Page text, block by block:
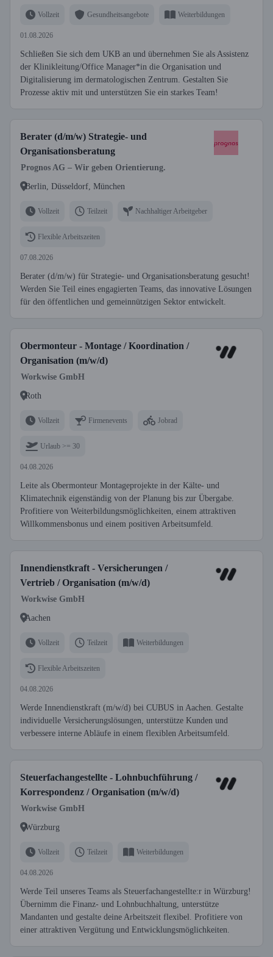
Vollzeit Gesundheitsangebote Weiterbildungen
01.08.2026
Schließen Sie sich dem UKB an und übernehmen Sie als Assistenz
der Klinikleitung/Office Manager*in die Organisation und
Digitalisierung im dermatologischen Zentrum. Gestalten Sie
Prozesse aktiv mit und unterstützen Sie ein starkes Team!
Berater (d/m/w) Strategie- und
Organisationsberatung
Prognos AG – Wir geben Orientierung.
Berlin, Düsseldorf, München
Vollzeit Teilzeit Nachhaltiger Arbeitgeber
Flexible Arbeitszeiten
07.08.2026
Berater (d/m/w) für Strategie- und Organisationsberatung gesucht!
Werden Sie Teil eines engagierten Teams, das innovative Lösungen
für den öffentlichen und gemeinnützigen Sektor entwickelt.
Obermonteur - Montage / Koordination /
Organisation (m/w/d)
Workwise GmbH
Roth
Vollzeit Firmenevents Jobrad
Urlaub >= 30
04.08.2026
Leite als Obermonteur Montageprojekte in der Kälte- und
Klimatechnik eigenständig von der Planung bis zur Übergabe.
Profitiere von Weiterbildungsmöglichkeiten, einem attraktiven
Willkommensbonus und einem positiven Arbeitsumfeld.
Innendienstkraft - Versicherungen /
Vertrieb / Organisation (m/w/d)
Workwise GmbH
Aachen
Vollzeit Teilzeit Weiterbildungen
Flexible Arbeitszeiten
04.08.2026
Werde Innendienstkraft (m/w/d) bei CUBUS in Aachen. Gestalte
individuelle Versicherungslösungen, unterstütze Kunden und
verbessere interne Abläufe in einem flexiblen Arbeitsumfeld.
Steuerfachangestellte - Lohnbuchführung /
Korrespondenz / Organisation (m/w/d)
Workwise GmbH
Würzburg
Vollzeit Teilzeit Weiterbildungen
04.08.2026
Werde Teil unseres Teams als Steuerfachangestellte:r in Würzburg!
Übernimm die Finanz- und Lohnbuchhaltung, unterstütze
Mandanten und gestalte deine Arbeitszeit flexibel. Profitiere von
einer attraktiven Vergütung und Entwicklungsmöglichkeiten.